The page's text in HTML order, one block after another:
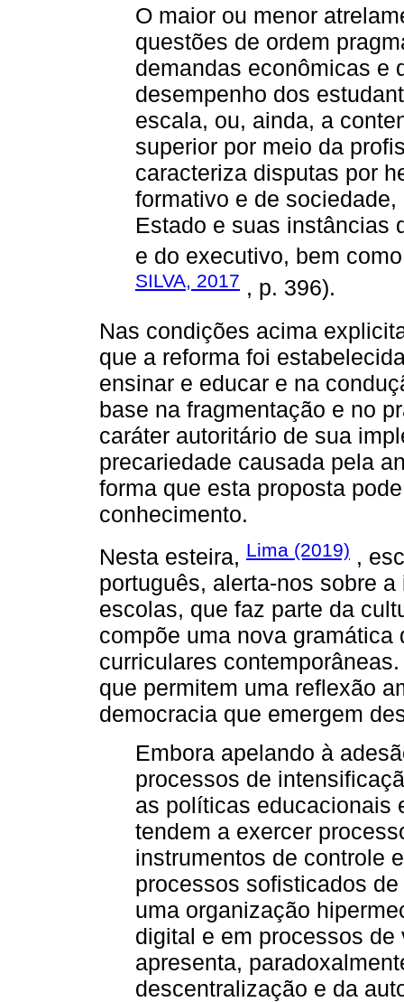
O maior ou menor
questões de ordem
demandas econômicas e
desempenho dos
escala, ou, ainda, a
superior por meio da
caracteriza disputas por
formativo e de
Estado e suas instâncias
e do executivo, bem
SILVA, 2017 , p. 396).
Nas condições acima
que a reforma foi
ensinar e educar e na
base na fragmentação e no
caráter autoritário de sua
precariedade causada pela
forma que esta proposta
conhecimento.
Nesta esteira, Lima (2019) ,
português, alerta-nos sobre
escolas, que faz parte da
compõe uma nova
curriculares
que permitem uma reflexão
democracia que emergem
Embora apelando à
processos de
as políticas educacionais
tendem a exercer
instrumentos de controle
processos sofisticados
uma organização
digital e em processos
apresenta,
descentralização e da